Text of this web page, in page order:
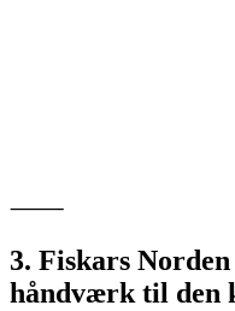
⸻
3. Fiskars
håndværk til den